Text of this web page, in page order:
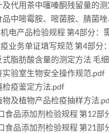
及代用茶中噻嗪酮残留量的
品中嘧霉胺、嘧菌胺、腈菌
电产品检验规程 第4部分
业务单证填写规范 第4部分
式脂肪酸含量的测定方法 毛
实验室生物安全操作规范.pdf
检疫鉴定方法.pdf
物及植物产品检疫抽样方法
食品添加剂检验规程 第12部
食品添加剂检验规程 第21部